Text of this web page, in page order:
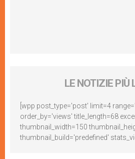
LE NOTIZIE PIÙ
[wpp post_type='post' limit=4
order_by='views' title_length=68
thumbnail_width=150
thumbnail_build='predefined'